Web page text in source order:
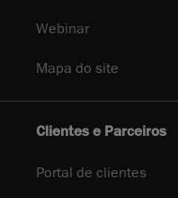
Webinar
Mapa do site
Clientes e Parceiros
Portal de clientes